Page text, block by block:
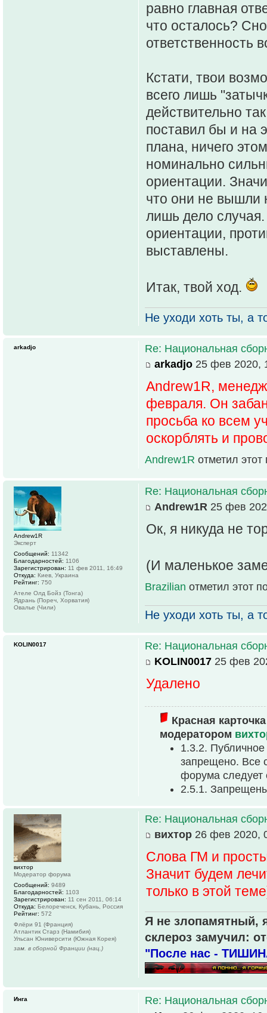
равно главная
что осталось?
ответственность
Кстати, твои
всего лишь
действительно
поставил бы и на
плана, ничего
номинально
ориентации.
что они не вышли
лишь дело
ориентации,
выставлены.
Итак, твой ход.
Не уходи хоть ты, а
Re: Национальная
arkadjo 25 фев 2020,
Andrew1R,
февраля. Он
просьба ко всем
оскорблять и
Andrew1R отметил
arkadjo
Re: Национальная
Andrew1R 25 фев
Ок, я никуда не
(И маленькое
Brazilian отметил этот
Не уходи хоть ты, а
Andrew1R
Эксперт
Сообщений: 11342
Благодарностей: 1106
Зарегистрирован: 11 фев 2011, 16:49
Откуда: Киев, Украина
Рейтинг: 750
Ателе Олд Бойз (Тонга)
Ядрань (Пореч, Хорватия)
Овалье (Чили)
Re: Национальная
KOLIN0017 25 фев
Удалено
Красная
модератором
1.3.2.
запрещено. Все
форума следует
2.5.1.
KOLIN0017
Re: Национальная
вихтор 26 фев 2020,
Слова ГМ и
Значит будем
только в этой
Я не злопамятный,
склероз замучил:
"После нас -
вихтор
Модератор форума
Сообщений: 9489
Благодарностей: 1103
Зарегистрирован: 11 сен 2011, 06:14
Откуда: Белореченск, Кубань, Россия
Рейтинг: 572
Флёри 91 (Франция)
Атлантик Старз (Намибия)
Ульсан Юниверсити (Южная Корея)
зам. в сборной Франции (нац.)
Re: Национальная
Инга